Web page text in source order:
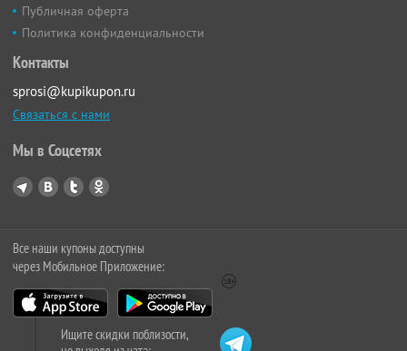
Публичная оферта
Политика конфиденциальности
Контакты
sprosi@kupikupon.ru
Связаться с нами
Мы в Соцсетях
Все наши купоны доступны
через Мобильное Приложение:
Ищите скидки поблизости,